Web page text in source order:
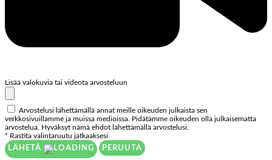
Lisää valokuvia tai videota arvosteluun
Arvostelusi lähettämällä annat meille oikeuden julkaista sen
verkkosivuillamme ja muissa medioissa. Pidätämme oikeuden olla julkaisematta
arvostelua. Hyväksyt nämä ehdot lähettämällä arvostelusi.
* Rastita valintaruutu jatkaaksesi
LÄHETÄ
PERUUTA